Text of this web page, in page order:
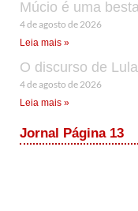
Múcio é uma
4 de agosto de 2026
Leia mais »
O discurso de
4 de agosto de 2026
Leia mais »
Jornal Página 13